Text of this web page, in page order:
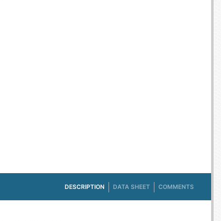
DESCRIPTION DATA SHEET COMMENTS